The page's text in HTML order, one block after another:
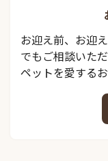
お迎え前、お迎
でもご相談いた
ペットを愛する